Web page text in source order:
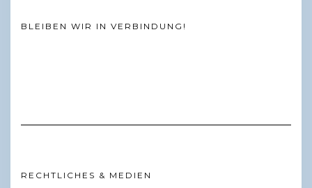
BLEIBEN WIR IN VERBINDUNG!
RECHTLICHES & MEDIEN